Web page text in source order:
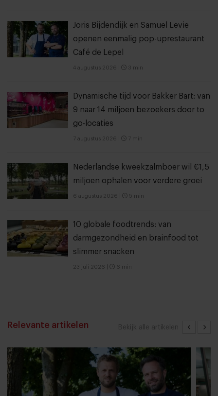
Joris Bijdendijk en Samuel Levie
openen eenmalig pop-uprestaurant
Café de Lepel
4 augustus 2026 3 min
Dynamische tijd voor Bakker Bart: van
9 naar 14 miljoen bezoekers door to
go-locaties
7 augustus 2026 7 min
Nederlandse kweekzalmboer wil €1,5
miljoen ophalen voor verdere groei
6 augustus 2026 5 min
10 globale foodtrends: van
darmgezondheid en brainfood tot
slimmer snacken
23 juli 2026 6 min
Bekijk alle artikelen
Relevante artikelen